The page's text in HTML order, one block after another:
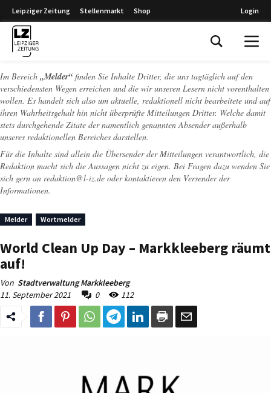
Leipziger Zeitung Stellenmarkt Shop Login
Im Bereich „Melder“ finden Sie Inhalte Dritter, die uns tagtäglich auf den
verschiedensten Wegen erreichen und die wir unseren Lesern nicht vorenthalten
wollen. Es handelt sich also um aktuelle, redaktionell nicht bearbeitete und auf
ihren Wahrheitsgehalt hin nicht überprüfte Mitteilungen Dritter. Welche damit
stets durchgehende Zitate der namentlich genannten Absender außerhalb
unseres redaktionellen Bereiches darstellen.
Für die Inhalte sind allein die Übersender der Mitteilungen verantwortlich, die
Redaktion macht sich die Aussagen nicht zu eigen. Bei Fragen dazu wenden Sie
sich gern an redaktion@l-iz.de oder kontaktieren den Versender der
Informationen.
Melder Wortmelder
World Clean Up Day – Markkleeberg räumt
auf!
Von Stadtverwaltung Markkleeberg
11. September 2021
0 112